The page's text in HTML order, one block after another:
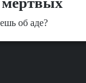
об аде?